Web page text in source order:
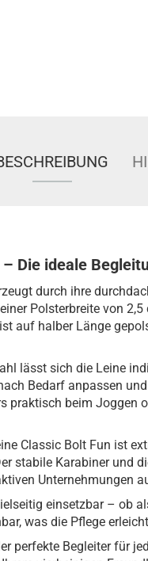
Die ideale
durch ihre
Polsterbreite von
auf halber Länge
lässt sich die Leine
Bedarf anpassen
praktisch beim Joggen
Classic Bolt Fun ist
stabile Karabiner und
Unternehmungen
einsetzbar – ob
was die Pflege
perfekte Begleiter für